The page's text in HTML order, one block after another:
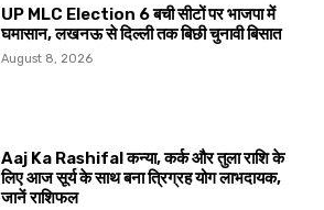
UP MLC Election 6 बची सीटों पर भाजपा में
घमासान, लखनऊ से दिल्ली तक बिछी चुनावी बिसात
August 8, 2026
Aaj Ka Rashifal कन्या, कर्क और तुला राशि के
लिए आज सूर्य के साथ बना त्रिग्रह योग लाभदायक,
जानें राशिफल